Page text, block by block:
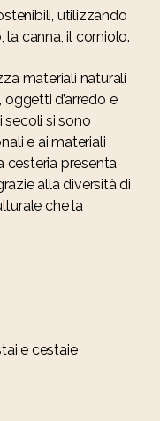
utilizzando
la canna, il corniolo.
materiali naturali
d’arredo e
secoli si sono
e ai materiali
cesteria presenta
alla diversità di
che la
e cestaie